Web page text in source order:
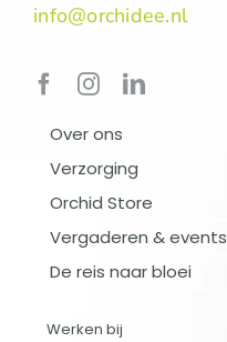
info@orchidee.nl
Over ons
Verzorging
Orchid Store
Vergaderen & events
De reis naar bloei
Werken bij
OVER ONS